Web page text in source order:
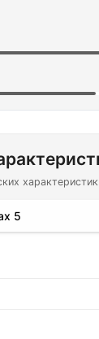
5